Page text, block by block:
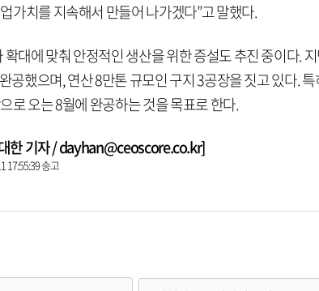
가치를 지속해서 만들어 나가겠다”고 말했다.
대에 맞춰 안정적인 생산을 위한 증설도 추진 중이다.
공했으며, 연산 8만톤 규모인 구지 3공장을 짓고 있다.
로 오는 8월에 완공하는 것을 목표로 한다.
한 기자 / dayhan@ceoscore.co.kr]
17:55:39 송고